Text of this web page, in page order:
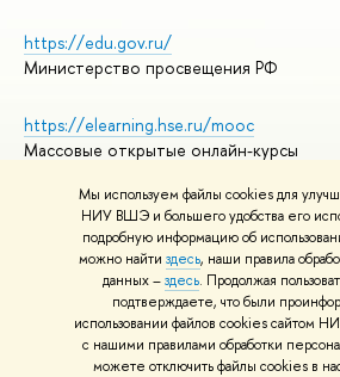
Мы используем файлы cookies для
НИУ ВШЭ и большего удобства его
подробную информацию об
можно найти здесь, наши правила
данных –здесь. Продолжая
подтверждаете, что были
использовании файлов cookies сайтом
с нашими правилами обработки
можете отключить файлы cookies в
https://edu.gov.ru/
Министерство просвещения РФ
https://elearning.hse.ru/mooc
Массовые открытые онлайн-курсы
© НИУ ВШЭ 1993–2026
Адреса и контакты
Условия использования материалов
Политика конфиденциальности
Правила применения рекомендательных
Карта сайта